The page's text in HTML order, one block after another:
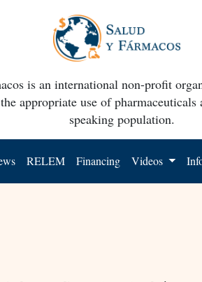
is an international non-profit
appropriate use of
speaking population.
RELEM Financing Videos